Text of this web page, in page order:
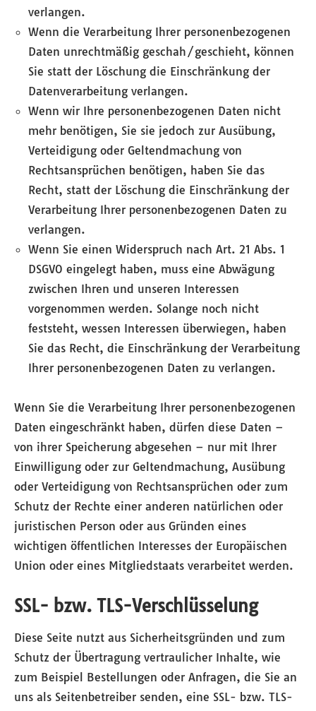
verlangen.
Wenn die Verarbeitung Ihrer personenbezogenen
Daten unrechtmäßig geschah/geschieht, können
Sie statt der Löschung die Einschränkung der
Datenverarbeitung verlangen.
Wenn wir Ihre personenbezogenen Daten nicht
mehr benötigen, Sie sie jedoch zur Ausübung,
Verteidigung oder Geltendmachung von
Rechtsansprüchen benötigen, haben Sie das
Recht, statt der Löschung die Einschränkung der
Verarbeitung Ihrer personenbezogenen Daten zu
verlangen.
Wenn Sie einen Widerspruch nach Art. 21 Abs. 1
DSGVO eingelegt haben, muss eine Abwägung
zwischen Ihren und unseren Interessen
vorgenommen werden. Solange noch nicht
feststeht, wessen Interessen überwiegen, haben
Sie das Recht, die Einschränkung der Verarbeitung
Ihrer personenbezogenen Daten zu verlangen.
Wenn Sie die Verarbeitung Ihrer personenbezogenen
Daten eingeschränkt haben, dürfen diese Daten –
von ihrer Speicherung abgesehen – nur mit Ihrer
Einwilligung oder zur Geltendmachung, Ausübung
oder Verteidigung von Rechtsansprüchen oder zum
Schutz der Rechte einer anderen natürlichen oder
juristischen Person oder aus Gründen eines
wichtigen öffentlichen Interesses der Europäischen
Union oder eines Mitgliedstaats verarbeitet werden.
SSL- bzw. TLS-Verschlüsselung
Diese Seite nutzt aus Sicherheitsgründen und zum
Schutz der Übertragung vertraulicher Inhalte, wie
zum Beispiel Bestellungen oder Anfragen, die Sie an
uns als Seitenbetreiber senden, eine SSL- bzw. TLS-